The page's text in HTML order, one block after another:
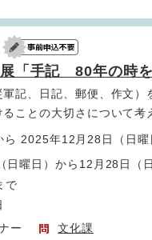
「手記 80年の時
記、日記、郵便、作文
ことの大切さについて考
ら 2025年12月28日（日曜
日）から12月28日（
ー
文化課